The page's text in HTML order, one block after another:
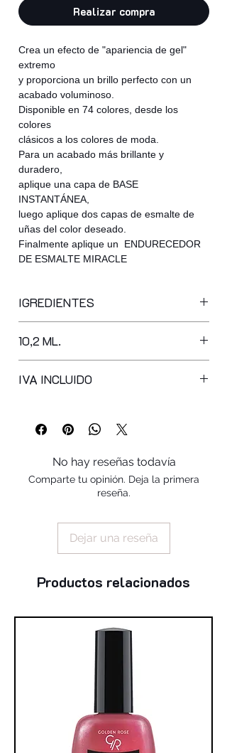
Realizar compra
Crea un efecto de "apariencia de gel"
extremo
y proporciona un brillo perfecto con un
acabado voluminoso.
Disponible en 74 colores, desde los
colores
clásicos a los colores de moda.
Para un acabado más brillante y
duradero,
aplique una capa de BASE
INSTANTÁNEA,
luego aplique dos capas de esmalte de
uñas del color deseado.
Finalmente aplique un ENDURECEDOR
DE ESMALTE MIRACLE
IGREDIENTES
nitrocellulose, acetyl tributyl citrate,
isopropyl alcohol, adipic
acid/neopentyl glycol/trimellitic
synthetic fluorphlogopite,
styrene/acrylates copolymer, phthalic
anhydride / trimellitic, anhydride /
glycols copolymer, benzophenone-1,
diacetone alcohol, n-butyl alcohol,
silica, stearalkonium hectorite,
(+/-): mica, ci 77891, ci 77491, ci
15880, ci 19140, ci 77007, ci 77510, ci
10,2 ML.
IVA INCLUIDO
No hay reseñas todavía
Comparte tu opinión. Deja la primera
reseña.
Dejar una reseña
Productos relacionados